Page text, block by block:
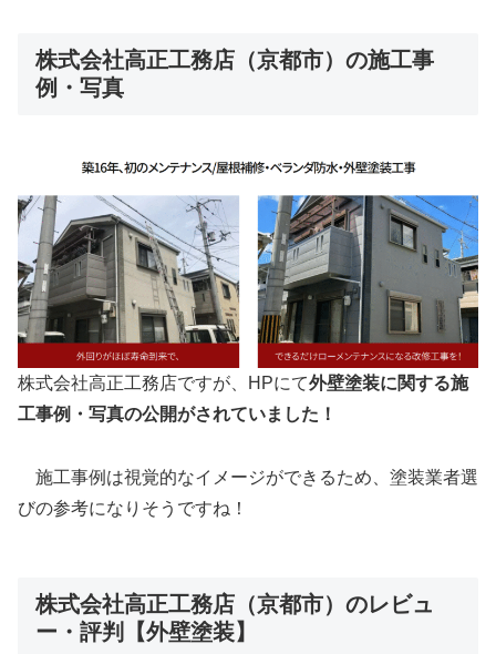
株式会社高正工務店（京都市）の施工事
例・写真
株式会社高正工務店ですが、HPにて外壁塗装に関する施
工事例・写真の公開がされていました！
施工事例は視覚的なイメージができるため、塗装業者選
びの参考になりそうですね！
株式会社高正工務店（京都市）のレビュ
ー・評判【外壁塗装】